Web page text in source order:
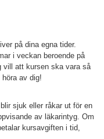
på dina egna tider.
i veckan beroende på
vill att kursen ska vara så
av dig!
sjuk eller råkar ut för en
av läkarintyg. Om
kursavgiften i tid,